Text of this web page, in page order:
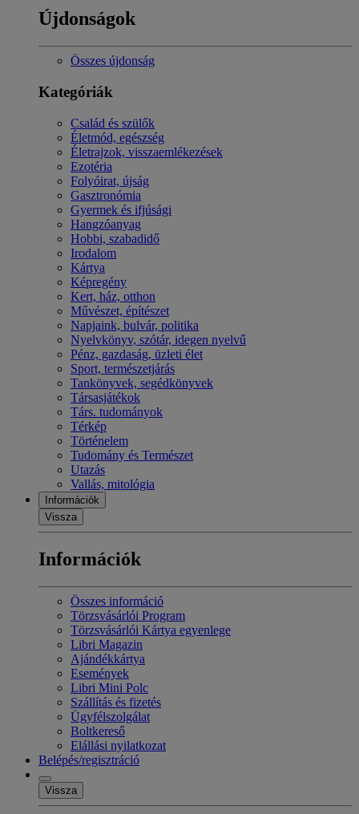
Újdonságok
Összes újdonság
Kategóriák
Család és szülők
Életmód, egészség
Életrajzok, visszaemlékezések
Ezotéria
Folyóirat, újság
Gasztronómia
Gyermek és ifjúsági
Hangzóanyag
Hobbi, szabadidő
Irodalom
Kártya
Képregény
Kert, ház, otthon
Művészet, építészet
Napjaink, bulvár, politika
Nyelvkönyv, szótár, idegen nyelvű
Pénz, gazdaság, üzleti élet
Sport, természetjárás
Tankönyvek, segédkönyvek
Társasjátékok
Társ. tudományok
Térkép
Történelem
Tudomány és Természet
Utazás
Vallás, mitológia
Információk
Vissza
Információk
Összes információ
Törzsvásárlói Program
Törzsvásárlói Kártya egyenlege
Libri Magazin
Ajándékkártya
Események
Libri Mini Polc
Szállítás és fizetés
Ügyfélszolgálat
Boltkereső
Elállási nyilatkozat
Belépés/regisztráció
Vissza